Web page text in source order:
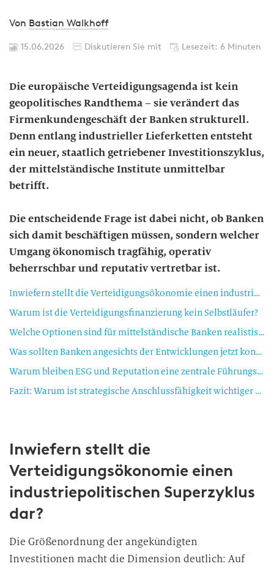
Von Bastian Walkhoff
15.06.2026 Diskutieren Sie mit Lesezeit: 6 Minuten
Die europäische Verteidigungsagenda ist kein
geopolitisches Randthema – sie verändert das
Firmenkundengeschäft der Banken strukturell.
Denn entlang industrieller Lieferketten entsteht
ein neuer, staatlich getriebener Investitionszyklus,
der mittelständische Institute unmittelbar
betrifft.
Die entscheidende Frage ist dabei nicht, ob Banken
sich damit beschäftigen müssen, sondern welcher
Umgang ökonomisch tragfähig, operativ
beherrschbar und reputativ vertretbar ist.
Inwiefern stellt die Verteidigungsökonomie einen industriepolitischen Superzyklus dar?
Warum ist die Verteidigungsfinanzierung kein Selbstläufer?
Welche Optionen sind für mittelständische Banken realistisch?
Was sollten Banken angesichts der Entwicklungen jetzt konkret tun?
Warum bleiben ESG und Reputation eine zentrale Führungsaufgabe?
Fazit: Warum ist strategische Anschlussfähigkeit wichtiger als bloßer Aktivismus?
Inwiefern stellt die
Verteidigungsökonomie einen
industriepolitischen Superzyklus
dar?
Die Größenordnung der angekündigten
Investitionen macht die Dimension deutlich: Auf